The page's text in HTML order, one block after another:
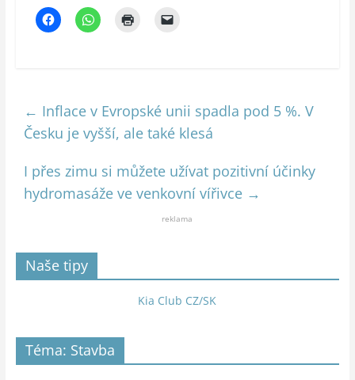
← Inflace v Evropské unii spadla pod 5 %. V
Česku je vyšší, ale také klesá
I přes zimu si můžete užívat pozitivní účinky
hydromasáže ve venkovní vířivce →
reklama
Naše tipy
Kia Club CZ/SK
Téma: Stavba